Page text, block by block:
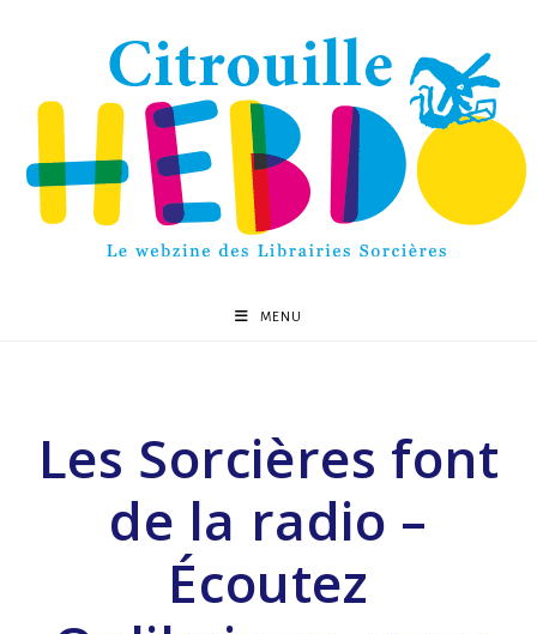
MENU
Les Sorcières font
de la radio –
Écoutez